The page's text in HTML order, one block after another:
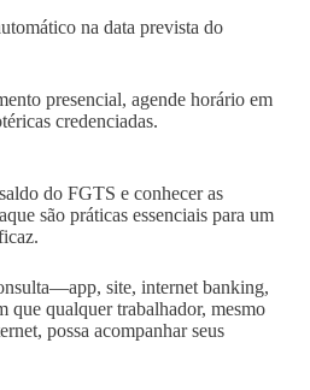
na data prevista do
presencial, agende horário em
credenciadas.
do FGTS e conhecer as
são práticas essenciais para um
site, internet banking,
qualquer trabalhador, mesmo
possa acompanhar seus